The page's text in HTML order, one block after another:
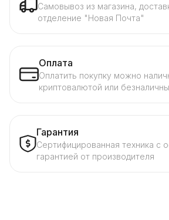
Самовывоз из магазина,
отделение "Новая Почта"
Оплата
Оплатить покупку можно
криптовалютой или
Гарантия
Сертифицированная техника с
гарантией от производителя